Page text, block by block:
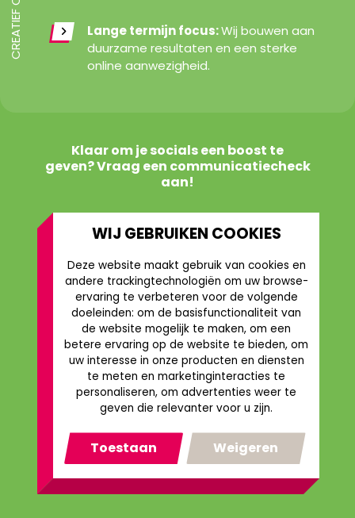
Lange termijn focus:Wij bouwen aan
duurzame resultaten en een sterke
online aanwezigheid.
Klaar om je socials een boost te
geven? Vraag een communicatiecheck
aan!
COMMUNICATIECHECK AANVRAGEN
WIJ GEBRUIKEN COOKIES
Deze website maakt gebruik van cookies en
andere trackingtechnologiën om uw browse-
ervaring te verbeteren voor de volgende
doeleinden:om de basisfunctionaliteit van
de website mogelijk te maken,om een
betere ervaring op de website te bieden,om
uw interesse in onze producten en diensten
te meten en marketinginteracties te
personaliseren,om advertenties weer te
geven die relevanter voor u zijn.